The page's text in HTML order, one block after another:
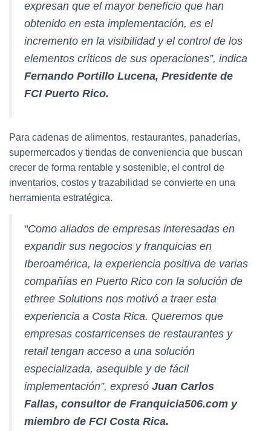
expresan que el mayor beneficio que han
obtenido en esta implementación, es el
incremento en la visibilidad y el control de los
elementos críticos de sus operaciones”, indica
Fernando Portillo Lucena, Presidente de
FCI Puerto Rico.
Para cadenas de alimentos, restaurantes, panaderías,
supermercados y tiendas de conveniencia que buscan
crecer de forma rentable y sostenible, el control de
inventarios, costos y trazabilidad se convierte en una
herramienta estratégica.
“Como aliados de empresas interesadas en
expandir sus negocios y franquicias en
Iberoamérica, la experiencia positiva de varias
compañías en Puerto Rico con la solución de
ethree Solutions nos motivó a traer esta
experiencia a Costa Rica. Queremos que
empresas costarricenses de restaurantes y
retail tengan acceso a una solución
especializada, asequible y de fácil
implementación”, expresó Juan Carlos
Fallas, consultor de Franquicia506.com y
miembro de FCI Costa Rica.